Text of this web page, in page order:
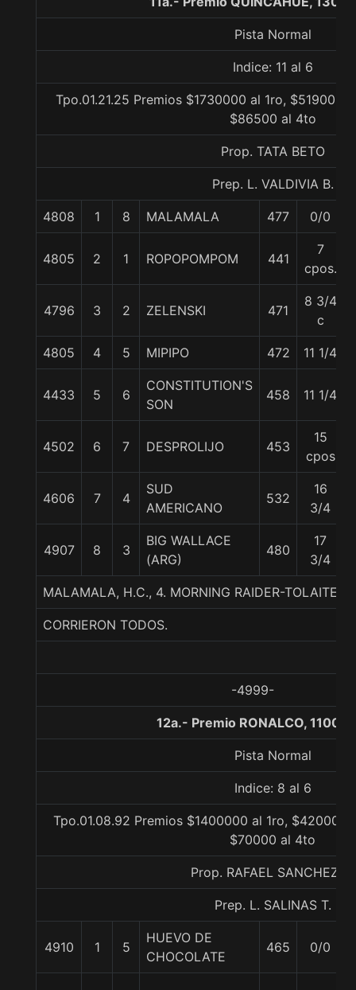
Pista Normal
Indice: 11 al 6
Tpo.01.21.25 Premios $1730000 al 1ro, $519000
$86500 al 4to
Prop. TATA BETO
Prep. L. VALDIVIA B.
4808 1 8 MALAMALA 477 0/0
4805 2 1 ROPOPOMPOM 441
7
cpos.
4796 3 2 ZELENSKI 471
8 3/4
c
4805 4 5 MIPIPO 472 11 1/4
4433 5 6
CONSTITUTION'S
SON
458 11 1/4
4502 6 7 DESPROLIJO 453
15
cpos
4606 7 4
SUD
AMERICANO
532
16
3/4
4907 8 3
BIG WALLACE
(ARG)
480
17
3/4
MALAMALA, H.C., 4. MORNING RAIDER-
CORRIERON TODOS.
-4999-
12a.- Premio RONALCO, 1100
Pista Normal
Indice: 8 al 6
Tpo.01.08.92 Premios $1400000 al 1ro, $420000
$70000 al 4to
Prop. RAFAEL SANCHEZ A.
Prep. L. SALINAS T.
4910 1 5
HUEVO DE
CHOCOLATE
465 0/0